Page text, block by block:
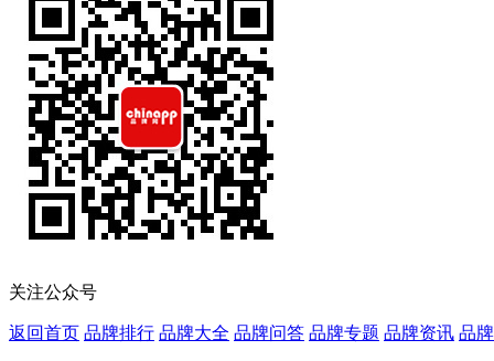
关注公众号
返回首页 品牌排行 品牌大全 品牌问答 品牌专题 品牌资讯 品